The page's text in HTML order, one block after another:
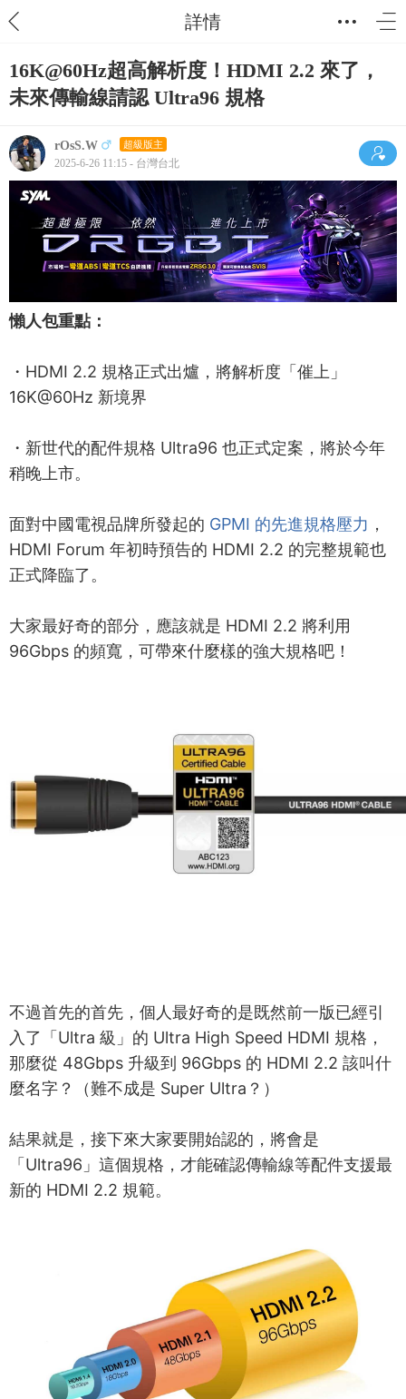
詳情
16K@60Hz超高解析度！HDMI 2.2 來了，
未來傳輸線請認 Ultra96 規格
rOsS.W 超級版主
2025-6-26 11:15 - 台灣台北
懶人包重點：
・HDMI 2.2 規格正式出爐，將解析度「催上」
16K@60Hz 新境界
・新世代的配件規格 Ultra96 也正式定案，將於今年
稍晚上市。
面對中國電視品牌所發起的 GPMI 的先進規格壓力 ，
HDMI Forum 年初時預告的 HDMI 2.2 的完整規範也
正式降臨了。
大家最好奇的部分，應該就是 HDMI 2.2 將利用
96Gbps 的頻寬，可帶來什麼樣的強大規格吧！
不過首先的首先，個人最好奇的是既然前一版已經引
入了「Ultra 級」的 Ultra High Speed HDMI 規格，
那麼從 48Gbps 升級到 96Gbps 的 HDMI 2.2 該叫什
麼名字？（難不成是 Super Ultra？）
結果就是，接下來大家要開始認的，將會是
「Ultra96」這個規格，才能確認傳輸線等配件支援最
新的 HDMI 2.2 規範。